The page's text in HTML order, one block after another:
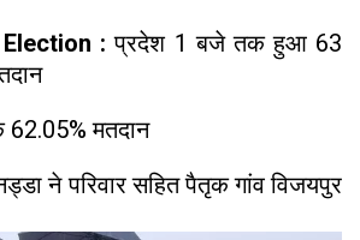
Election :प्रदेश 1 बजे तक हुआ 63
मतदान
ने परिवार सहित पैतृक गांव विजयपुर